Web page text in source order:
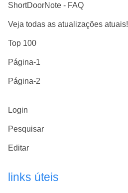
ShortDoorNote - FAQ
Veja todas as atualizações atuais!
Top 100
Página-1
Página-2
Login
Pesquisar
Editar
links úteis